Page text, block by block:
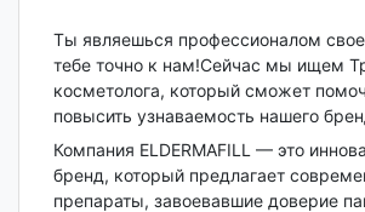
Ты являешься профессионалом
тебе точно к нам!Сейчас мы ищем
косметолога, который сможет
повысить узнаваемость нашего
Компания ELDERMAFILL — это
бренд, который предлагает
препараты, завоевавшие доверие